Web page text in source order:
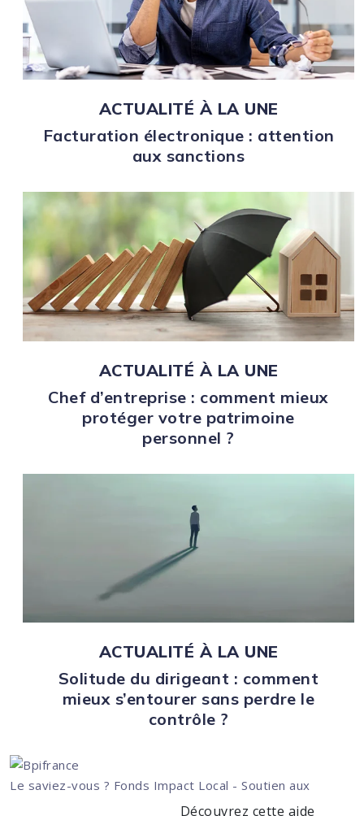
ACTUALITÉ À LA UNE
Facturation électronique : attention
aux sanctions
ACTUALITÉ À LA UNE
Chef d’entreprise : comment mieux
protéger votre patrimoine
personnel ?
ACTUALITÉ À LA UNE
Solitude du dirigeant : comment
mieux s’entourer sans perdre le
contrôle ?
Le saviez-vous ? Fonds Impact Local - Soutien aux
Découvrez cette aide